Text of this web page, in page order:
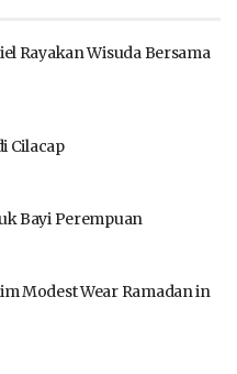
Rayakan Wisuda Bersama
Cilacap
Bayi Perempuan
Modest Wear Ramadan in